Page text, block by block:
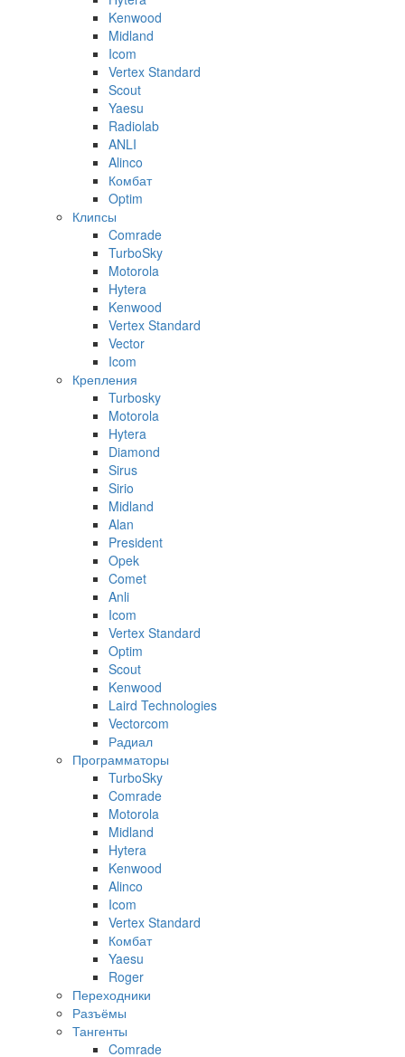
Kenwood
Midland
Icom
Vertex Standard
Scout
Yaesu
Radiolab
ANLI
Alinco
Комбат
Optim
Клипсы
Comrade
TurboSky
Motorola
Hytera
Kenwood
Vertex Standard
Vector
Icom
Крепления
Turbosky
Motorola
Hytera
Diamond
Sirus
Sirio
Midland
Alan
President
Opek
Comet
Anli
Icom
Vertex Standard
Optim
Scout
Kenwood
Laird Technologies
Vectorcom
Радиал
Программаторы
TurboSky
Comrade
Motorola
Midland
Hytera
Kenwood
Alinco
Icom
Vertex Standard
Комбат
Yaesu
Roger
Переходники
Разъёмы
Тангенты
Comrade